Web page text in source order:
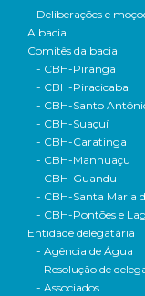
Deliberações e
A bacia
Comitês da bacia
- CBH-Piranga
- CBH-Piracicaba
- CBH-Santo
- CBH-Suaçuí
- CBH-Caratinga
- CBH-Manhuaçu
- CBH-Guandu
- CBH-Santa Maria
- CBH-Pontões e
Entidade delegatária
- Agência de Água
- Resolução de
- Associados